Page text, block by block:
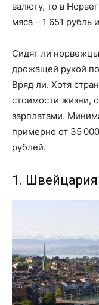
валюту, то в
мяса – 1 651 рубль
Сидят ли
дрожащей рукой
Вряд ли. Хотя
стоимости жизни,
зарплатами.
примерно от 35
рублей.
1. Швейцария